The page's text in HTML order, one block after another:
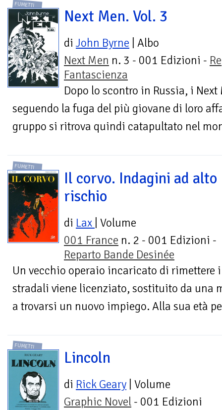
FUMETTI
Next Men. Vol. 3
di John Byrne | Albo
Next Men n. 3 - 001 Edizioni -
Fantascienza
Dopo lo scontro in Russia, i
seguendo la fuga del più giovane di loro
gruppo si ritrova quindi catapultato nel
FUMETTI
Il corvo. Indagini ad alto
rischio
di Lax | Volume
001 France n. 2 - 001 Edizioni -
Reparto Bande Desinée
Un vecchio operaio incaricato di rimettere
stradali viene licenziato, sostituito da una
a trovarsi un nuovo impiego. Alla sua età
FUMETTI
Lincoln
di Rick Geary | Volume
Graphic Novel - 001 Edizioni